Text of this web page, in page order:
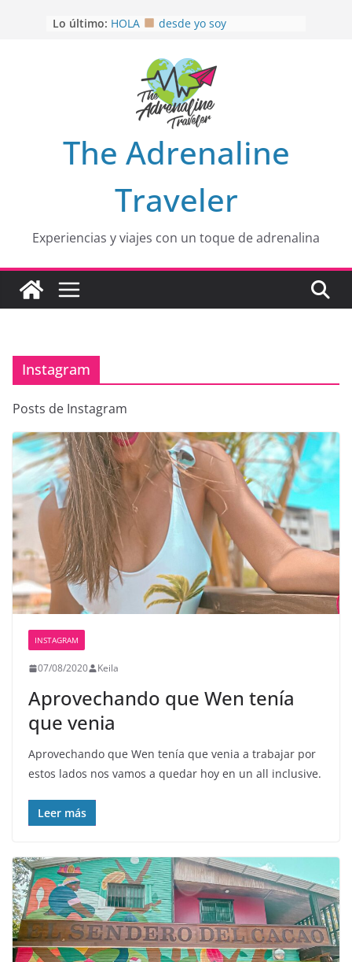
Lo último: HOLA
desde yo soy
EL SENDERO DEL CACAO: Excelente
opción
HOSPEDAJE AL NATURALSHH !!
OTRA PERSPECTIVA de RÍO EL
MULITO!
The Adrenaline
Traveler
Experiencias y viajes con un toque de adrenalina
Instagram
Posts de Instagram
INSTAGRAM
07/08/2020 Keila
Aprovechando que Wen tenía
que venia
Aprovechando que Wen tenía que venia a trabajar por
estos lados nos vamos a quedar hoy en un all inclusive.
Leer más